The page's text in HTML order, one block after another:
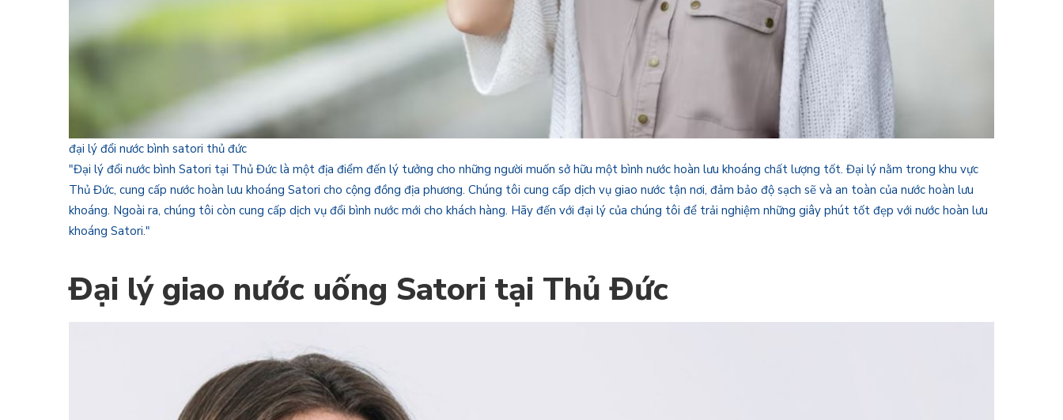
đại lý đổi nước bình satori thủ đức
"Đại lý đổi nước bình Satori tại Thủ Đức là một địa điểm đến lý tưởng cho những người muốn sở hữu một bình nước hoàn lưu khoáng chất lượng tốt. Đại lý nằm trong khu vực
Thủ Đức, cung cấp nước hoàn lưu khoáng Satori cho cộng đồng địa phương. Chúng tôi cung cấp dịch vụ giao nước tận nơi, đảm bảo độ sạch sẽ và an toàn của nước hoàn lưu
khoáng. Ngoài ra, chúng tôi còn cung cấp dịch vụ đổi bình nước mới cho khách hàng. Hãy đến với đại lý của chúng tôi để trải nghiệm những giây phút tốt đẹp với nước hoàn lưu
khoáng Satori."
Đại lý giao nước uống Satori tại Thủ Đức